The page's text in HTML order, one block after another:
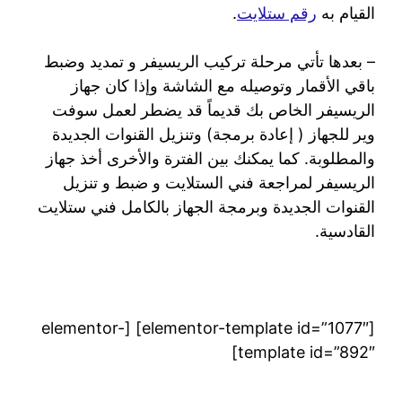
القيام به رقم ستلايت.
– بعدها تأتي مرحلة تركيب الريسيفر و تمديد وضبط
باقي الأقمار وتوصيله مع الشاشة وإذا كان جهاز
الريسيفر الخاص بك قديماً قد يضطر لعمل سوفت
وير للجهاز ( إعادة برمجة) وتنزيل القنوات الجديدة
والمطلوبة. كما يمكنك بين الفترة والأخرى أخذ جهاز
الريسيفر لمراجعة فني الستلايت و ضبط و تنزيل
القنوات الجديدة وبرمجة الجهاز بالكامل فني ستلايت
القادسية.
[elementor-template id=”1077″] [elementor-
template id=”892″]